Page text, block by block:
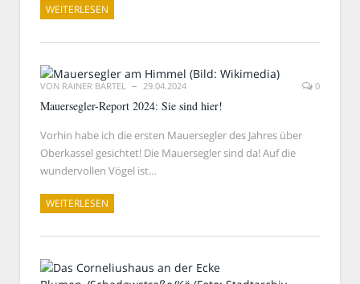
WEITERLESEN
VON RAINER BARTEL 29.04.2024 0
Mauersegler-Report 2024: Sie sind hier!
Vorhin habe ich die ersten Mauersegler des Jahres über
Oberkassel gesichtet! Die Mauersegler sind da! Auf die
wundervollen Vögel ist…
WEITERLESEN